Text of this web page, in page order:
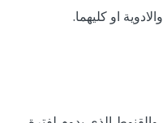
او كليهما.